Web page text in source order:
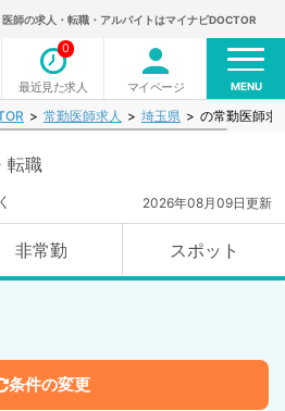
医師の求人・転職・アルバイトはマイナビDOCTOR
最近見た求人
0
マイページ MENU
常勤医師求人 埼玉県 の常勤医師求
転職
2026年08月09日更新
非常勤 スポット
条件の変更